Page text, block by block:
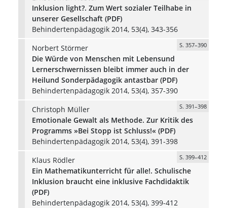
Inklusion light?. Zum Wert sozialer Teilhabe in
unserer Gesellschaft (PDF)
Behindertenpädagogik 2014, 53(4), 343-356
Norbert Störmer
S. 357–390
Die Würde von Menschen mit Lebensund
Lernerschwernissen bleibt immer auch in der
Heilund Sonderpädagogik antastbar (PDF)
Behindertenpädagogik 2014, 53(4), 357-390
Christoph Müller
S. 391–398
Emotionale Gewalt als Methode. Zur Kritik des
Programms »Bei Stopp ist Schluss!« (PDF)
Behindertenpädagogik 2014, 53(4), 391-398
Klaus Rödler
S. 399–412
Ein Mathematikunterricht für alle!. Schulische
Inklusion braucht eine inklusive Fachdidaktik
(PDF)
Behindertenpädagogik 2014, 53(4), 399-412